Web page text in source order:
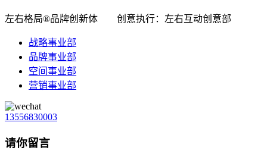
左右格局®品牌创新体 创意执行：左右互动创意部
战略事业部
品牌事业部
空间事业部
营销事业部
13556830003
请你留言